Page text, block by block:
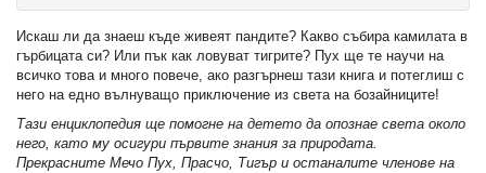
Искаш ли да знаеш къде живеят пандите? Какво събира камилата в
гърбицата си? Или пък как ловуват тигрите? Пух ще те научи на
всичко това и много повече, ако разгърнеш тази книга и потеглиш с
него на едно вълнуващо приключение из света на бозайниците!
Тази енциклопедия ще помогне на детето да опознае света около
него, като му осигури първите знания за природата.
Прекрасните Мечо Пух, Прасчо, Тигър и останалите членове на